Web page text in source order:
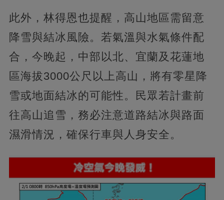
此外，林得恩也提醒，高山地區需留意
降雪與結冰風險。若氣溫與水氣條件配
合，今晚起，中部以北、宜蘭及花蓮地
區海拔3000公尺以上高山，將有零星降
雪或地面結冰的可能性。民眾若計畫前
往高山追雪，務必注意道路結冰與路面
濕滑情況，確保行車與人身安全。